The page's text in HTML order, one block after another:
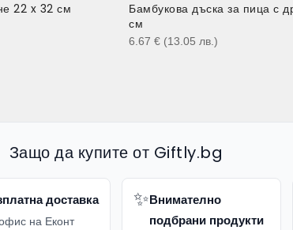
22 x 32 см
Бамбукова дъска за пица с
см
6.67 € (13.05 лв. )
Защо да купите от Giftly.bg
доставка
на Еконт
✨Внимателно
подбрани продукти